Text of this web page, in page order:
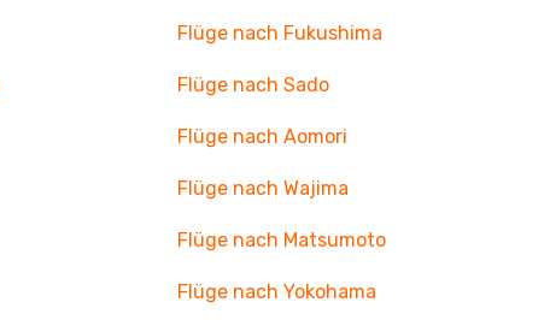
Flüge nach Fukushima
Flüge nach Sado
Flüge nach Aomori
Flüge nach Wajima
Flüge nach Matsumoto
Flüge nach Yokohama